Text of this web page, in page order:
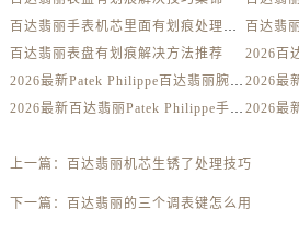
百达翡丽手表机芯里面有划痕处理方法详解
百达翡
百达翡丽表盘有划痕解决方法推荐
2026最新Patek Philippe百达翡丽腕表维修保养服务中心网点地址实地探访报告
2026最新百达翡丽Patek Philippe手表官方维修保养网点地址调研报告
上一篇： 百达翡丽机芯生锈了处理技巧
下一篇： 百达翡丽的三个调表键怎么用